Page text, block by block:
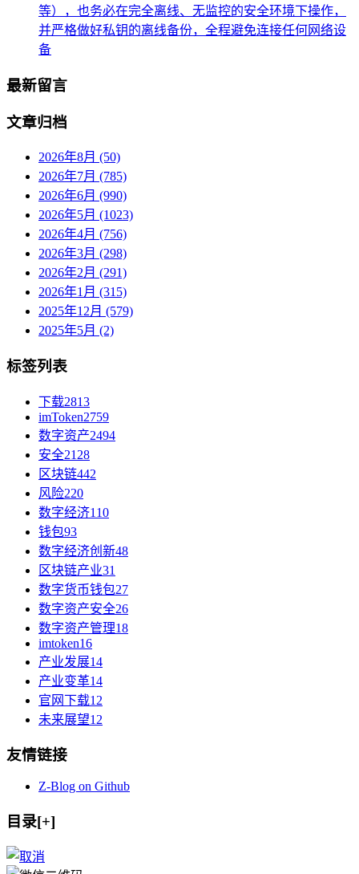
等），也务必在完全离线、无监控的安全环境下操作，
并严格做好私钥的离线备份，全程避免连接任何网络设
备
最新留言
文章归档
2026年8月 (50)
2026年7月 (785)
2026年6月 (990)
2026年5月 (1023)
2026年4月 (756)
2026年3月 (298)
2026年2月 (291)
2026年1月 (315)
2025年12月 (579)
2025年5月 (2)
标签列表
下载2813
imToken2759
数字资产2494
安全2128
区块链442
风险220
数字经济110
钱包93
数字经济创新48
区块链产业31
数字货币钱包27
数字资产安全26
数字资产管理18
imtoken16
产业发展14
产业变革14
官网下载12
未来展望12
友情链接
Z-Blog on Github
目录[+]